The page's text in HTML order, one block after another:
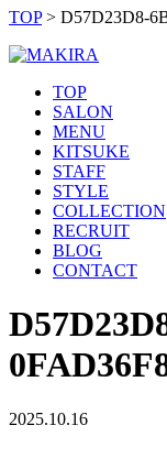
TOP> D57D23D8-
TOP
SALON
MENU
KITSUKE
STAFF
STYLE
COLLECTION
RECRUIT
BLOG
CONTACT
2025.10.16